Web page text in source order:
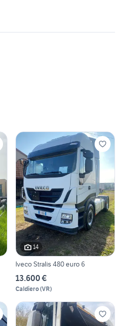
14
Iveco Stralis 480 euro 6
13.600 €
Caldiero(VR)